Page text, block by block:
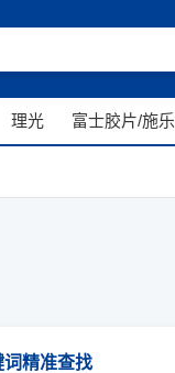
理光 富士胶片/施乐
精准查找